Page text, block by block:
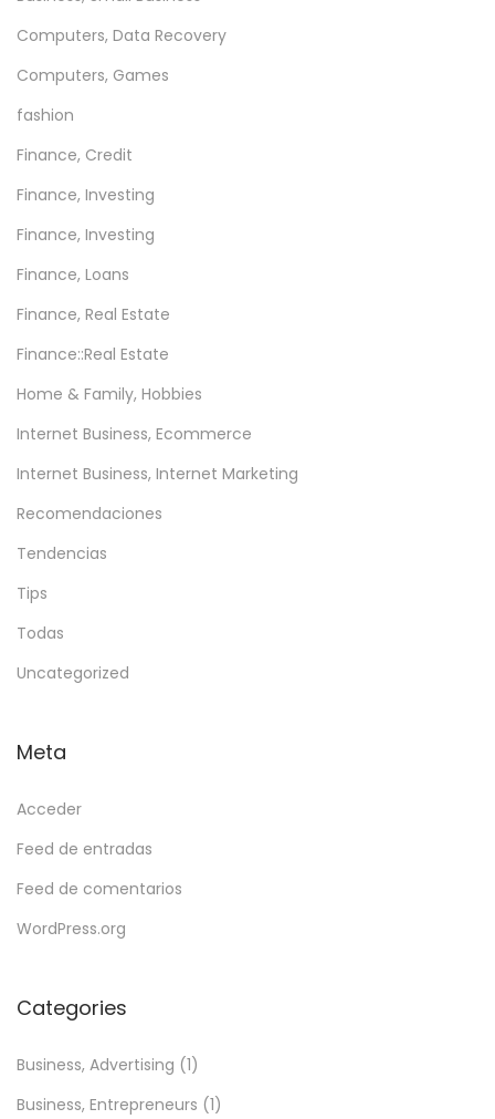
s
a
r
D
r
u
l
u
e
n
u
C
t
u
r
i
p
d
e
Computers, Data Recovery
Computers, Games
fashion
Finance, Credit
Finance, Investing
Finance, Investing
Finance, Loans
Finance, Real Estate
Finance::Real Estate
Home & Family, Hobbies
Internet Business, Ecommerce
Internet Business, Internet Marketing
Recomendaciones
Tendencias
Tips
Todas
Uncategorized
Meta
Acceder
Feed de entradas
Feed de comentarios
WordPress.org
Categories
Business, Advertising (1)
Business, Entrepreneurs (1)